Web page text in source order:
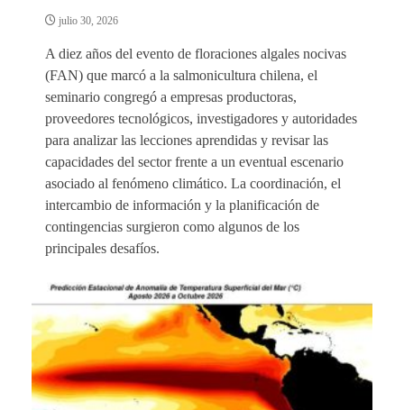
julio 30, 2026
A diez años del evento de floraciones algales nocivas
(FAN) que marcó a la salmonicultura chilena, el
seminario congregó a empresas productoras,
proveedores tecnológicos, investigadores y autoridades
para analizar las lecciones aprendidas y revisar las
capacidades del sector frente a un eventual escenario
asociado al fenómeno climático. La coordinación, el
intercambio de información y la planificación de
contingencias surgieron como algunos de los
principales desafíos.